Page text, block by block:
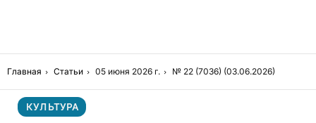
Главная Статьи 05 июня 2026 г. № 22 (7036) (03.06.2026)
КУЛЬТУРА